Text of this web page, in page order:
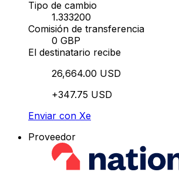
Tipo de cambio
1.333200
Comisión de transferencia
0 GBP
El destinatario recibe
26,664.00 USD
+347.75 USD
Enviar con Xe
Proveedor